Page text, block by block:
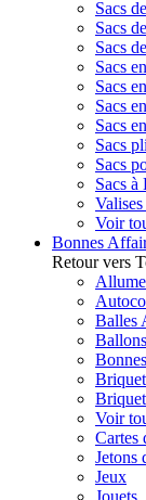
Sacs
Sacs
Sacs
Sacs
Sacs
Sacs
Sacs
Sacs
Sacs
Sacs à
Voir
Bonnes
Retour vers
Balles
Ballons
Voir
Cartes
Jetons
Jeux
Jouets